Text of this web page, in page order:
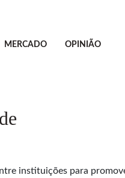
MERCADO OPINIÃO
instituições para